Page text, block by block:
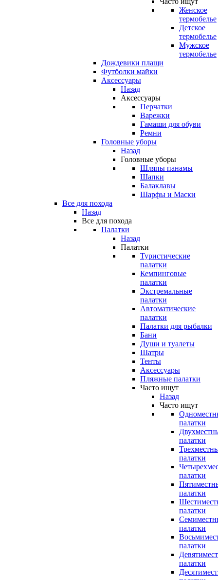
Женское
термобелье
Детское
термобелье
Мужское
термобелье
Дождевики плащи
Футболки майки
Аксессуары
Назад
Аксессуары
Перчатки
Варежки
Гамаши для обуви
Ремни
Головные уборы
Назад
Головные уборы
Шляпы панамы
Шапки
Балаклавы
Шарфы и Маски
Все для похода
Назад
Все для похода
Палатки
Назад
Палатки
Туристические
палатки
Кемпинговые
палатки
Экстремальные
палатки
Автоматические
палатки
Палатки для рыбалки
Бани
Души и туалеты
Шатры
Тенты
Аксессуары
Пляжные палатки
Часто ищут
Назад
Часто ищут
палатки
палатки
палатки
палатки
палатки
палатки
палатки
палатки
палатки